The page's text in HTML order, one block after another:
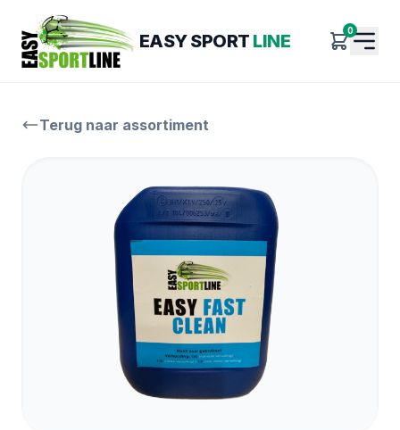
EASY SPORT LINE
0
Terug naar assortiment